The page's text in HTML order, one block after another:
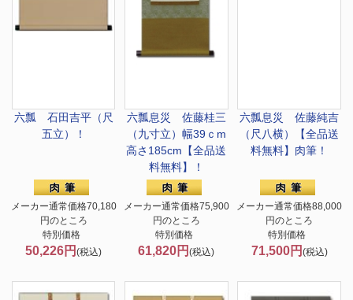
六瓢 石田吉平（尺
五立）！
メーカー通常価格70,180
円のところ
特別価格
50,226円(税込)
六瓢息災 佐藤桂三
（九寸立）幅39ｃm
高さ185cm【全品送
料無料】！
メーカー通常価格75,900
円のところ
特別価格
61,820円(税込)
六瓢息災 佐藤純吉
（尺八横）【全品送
料無料】肉筆！
メーカー通常価格88,000
円のところ
特別価格
71,500円 (税込)